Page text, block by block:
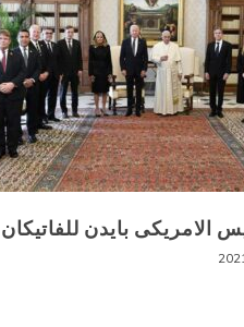
الامريكى بايدن للفاتيكان